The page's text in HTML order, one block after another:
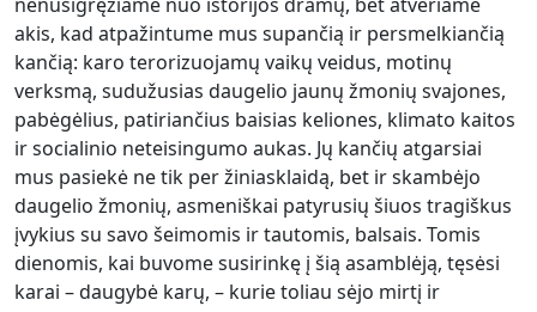
akis, kad atpažintume mus supančią ir persmelkiančią
kančią: karo terorizuojamų vaikų veidus, motinų
verksmą, sudužusias daugelio jaunų žmonių svajones,
pabėgėlius, patiriančius baisias keliones, klimato kaitos
ir socialinio neteisingumo aukas. Jų kančių atgarsiai
mus pasiekė ne tik per žinia­sklaidą, bet ir skambėjo
daugelio žmonių, asmeniškai patyrusių šiuos tragiškus
įvykius su savo šeimomis ir tautomis, balsais. Tomis
dienomis, kai buvome susirinkę į šią asamblėją, tęsėsi
karai – daugybė karų, – kurie toliau sėjo mirtį ir